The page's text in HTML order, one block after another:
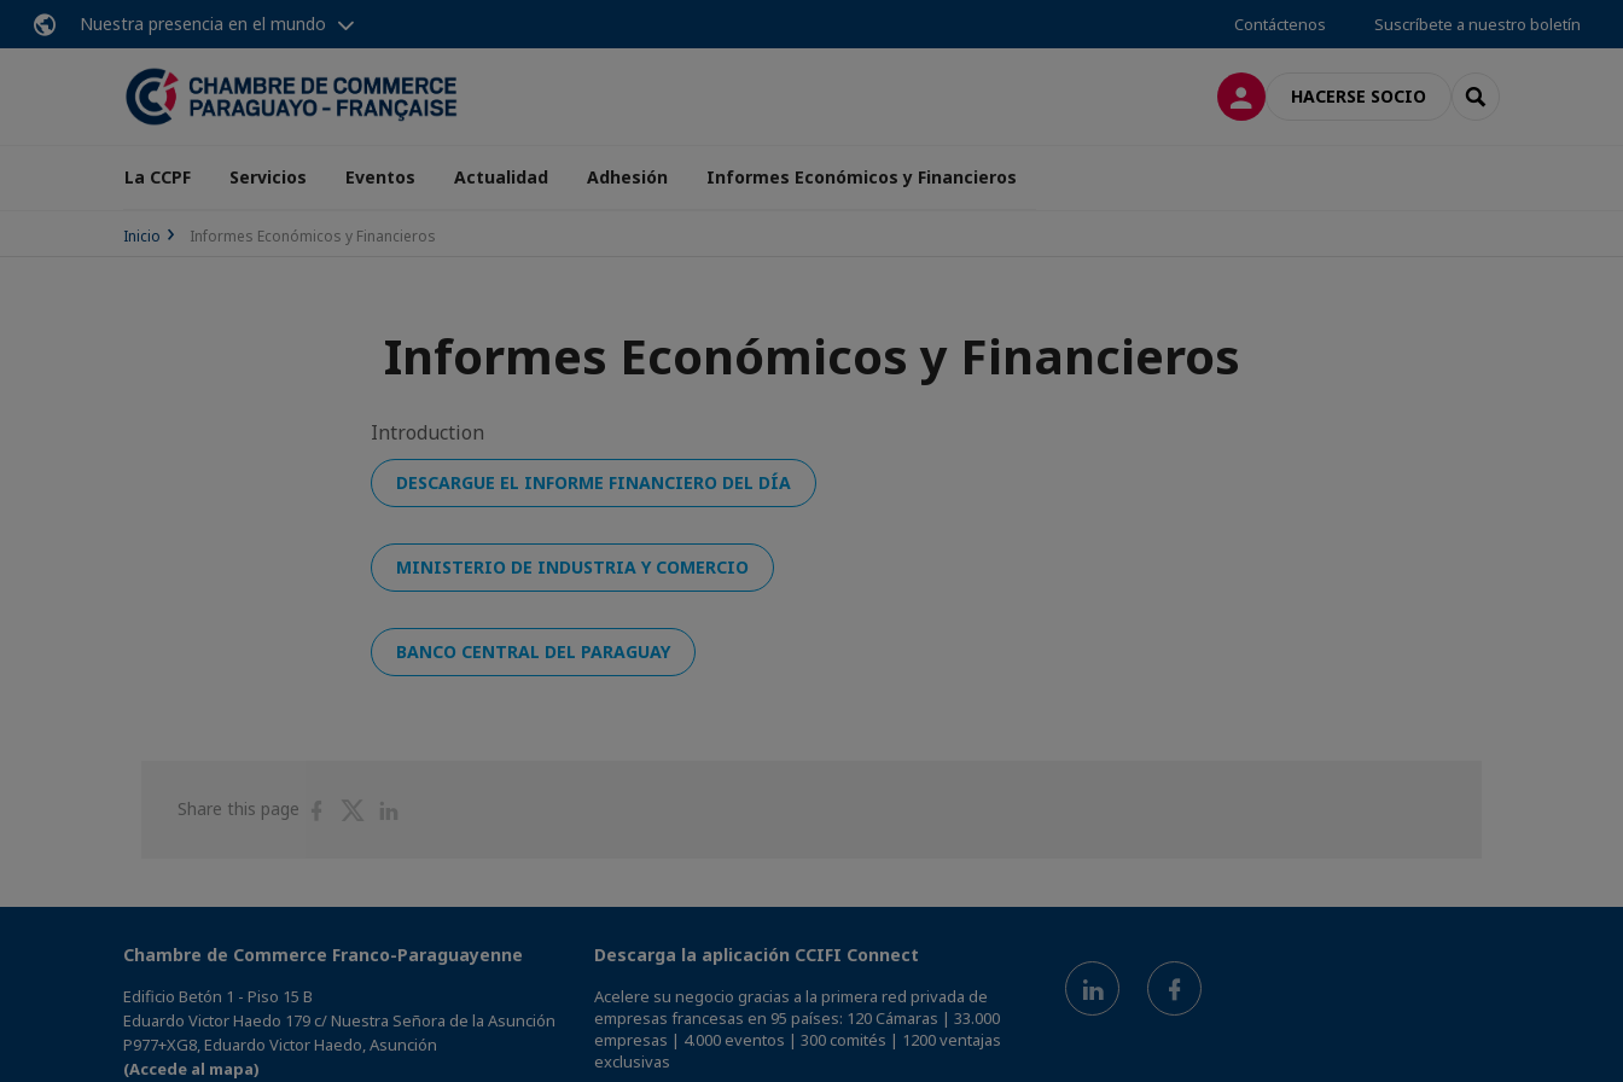
Nuestra presencia en el mundo Contáctenos Suscríbete a nuestro boletín
CONECTARSE
HACERSE SOCIO SEARCH
La CCPF Servicios Eventos Actualidad Adhesión Informes Económicos y Financieros
Inicio Informes Económicos y Financieros
Informes Económicos y Financieros
Introduction
DESCARGUE EL INFORME FINANCIERO DEL DÍA
MINISTERIO DE INDUSTRIA Y COMERCIO
BANCO CENTRAL DEL PARAGUAY
Share this page
ShareShare
Chambre de Commerce Franco-Paraguayenne
Edificio Betón 1 - Piso 15 B
Eduardo Victor Haedo 179 c/ Nuestra Señora de la Asunción
P977+XG8, Eduardo Victor Haedo, Asunción
(Accede al mapa)
Descarga la aplicación CCIFI Connect
Acelere su negocio gracias a la primera red privada de
empresas francesas en 95 países: 120 Cámaras | 33.000
empresas | 4.000 eventos | 300 comités | 1200 ventajas
exclusivas